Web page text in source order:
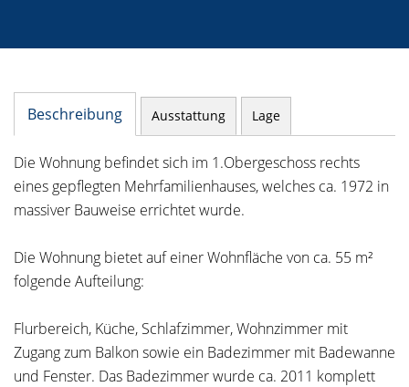
Beschreibung Ausstattung Lage
Die Wohnung befindet sich im 1.Obergeschoss rechts
eines gepflegten Mehrfamilienhauses, welches ca. 1972 in
massiver Bauweise errichtet wurde.
Die Wohnung bietet auf einer Wohnfläche von ca. 55 m²
folgende Aufteilung:
Flurbereich, Küche, Schlafzimmer, Wohnzimmer mit
Zugang zum Balkon sowie ein Badezimmer mit Badewanne
und Fenster. Das Badezimmer wurde ca. 2011 komplett